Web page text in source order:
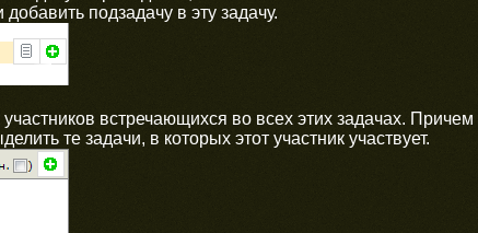
подзадачу в эту задачу.
встречающихся во всех этих задачах. Причем
те задачи, в которых этот участник участвует.